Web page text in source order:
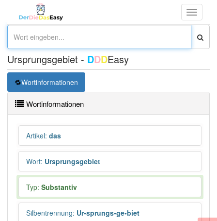
Toggle
Ursprungsgebiet - DDDEasy
Wortinformationen
Wortinformationen
Artikel: das
Wort: Ursprungsgebiet
Typ: Substantiv
Silbentrennung: Ur•sprungs•ge•biet